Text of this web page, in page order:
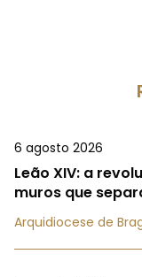
6 agosto 2026
Leão XIV: a
muros que
Arquidiocese de